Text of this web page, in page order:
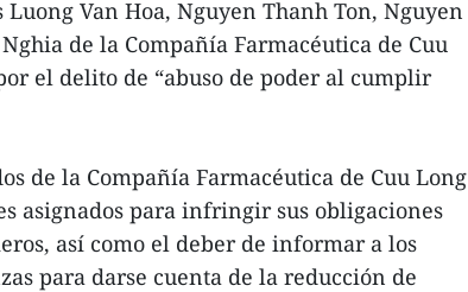
Van Hoa, Nguyen Thanh Ton, Nguyen
de la Compañía Farmacéutica de Cuu
el delito de “abuso de poder al cumplir
de la Compañía Farmacéutica de Cuu Long
asignados para infringir sus obligaciones
así como el deber de informar a los
para darse cuenta de la reducción de